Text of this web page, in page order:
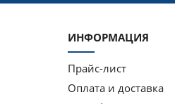
ИНФОРМАЦИЯ
Прайс-лист
Оплата и доставка